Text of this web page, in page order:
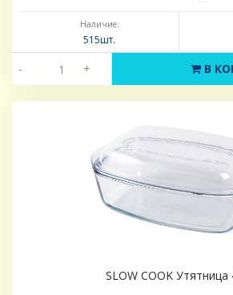
Наличие:
515шт.
- + В
SLOW COOK Утятница